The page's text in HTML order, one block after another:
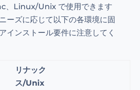
、Linux/Unix で使用できます
ーズに応じて以下の各環境に固
インストール要件に注意してく
リナック
ス/Unix